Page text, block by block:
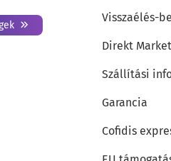
Visszaélés-
Direkt
Szállítási
Garancia
Cofidis